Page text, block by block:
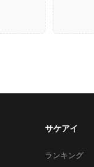
サケアイ
ランキング